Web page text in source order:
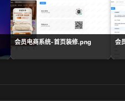
会员电商系统-首页装修.png 会